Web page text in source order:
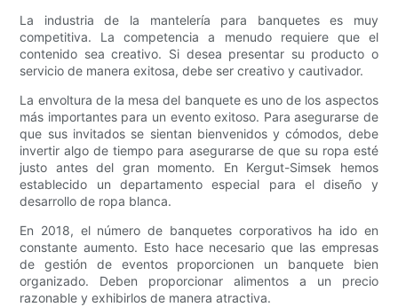
La industria de la mantelería para banquetes es muy
competitiva. La competencia a menudo requiere que el
contenido sea creativo. Si desea presentar su producto o
servicio de manera exitosa, debe ser creativo y cautivador.
La envoltura de la mesa del banquete es uno de los aspectos
más importantes para un evento exitoso. Para asegurarse de
que sus invitados se sientan bienvenidos y cómodos, debe
invertir algo de tiempo para asegurarse de que su ropa esté
justo antes del gran momento. En Kergut-Simsek hemos
establecido un departamento especial para el diseño y
desarrollo de ropa blanca.
En 2018, el número de banquetes corporativos ha ido en
constante aumento. Esto hace necesario que las empresas
de gestión de eventos proporcionen un banquete bien
organizado. Deben proporcionar alimentos a un precio
razonable y exhibirlos de manera atractiva.